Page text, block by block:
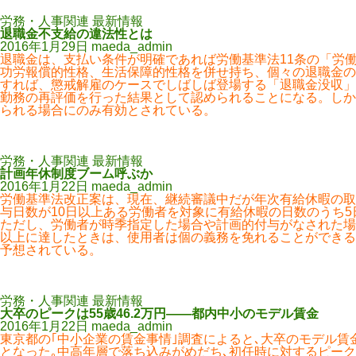
労務・人事関連 最新情報
退職金不支給の違法性とは
2016年1月29日 maeda_admin
退職金は、支払い条件が明確であれば労働基準法11条の「労
功労報償的性格、生活保障的性格を併せ持ち、個々の退職金
すれば、懲戒解雇のケースでしばしば登場する「退職金没収
勤務の再評価を行った結果として認められることになる。し
られる場合にのみ有効とされている。
労務・人事関連 最新情報
計画年休制度ブーム呼ぶか
2016年1月22日 maeda_admin
労働基準法改正案は、現在、継続審議中だが年次有給休暇の
与日数が10日以上ある労働者を対象に有給休暇の日数のうち
ただし、労働者が時季指定した場合や計画的付与がなされた
以上に達したときは、使用者は個の義務を免れることができ
予想されている。
労務・人事関連 最新情報
大卒のピークは55歳46.2万円――都内中小のモデル賃金
2016年1月22日 maeda_admin
東京都の｢中小企業の賃金事情｣調査によると､大卒のモデル
となった｡中高年層で落ち込みがめだち､初任時に対するピー